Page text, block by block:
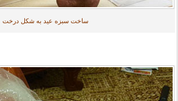
ساخت سبزه عید به شکل درخت